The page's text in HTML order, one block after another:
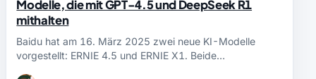
Modelle, die mit GPT-4.5 und DeepSeek R1
mithalten
Baidu hat am 16. März 2025 zwei neue KI-Modelle
vorgestellt: ERNIE 4.5 und ERNIE X1. Beide…